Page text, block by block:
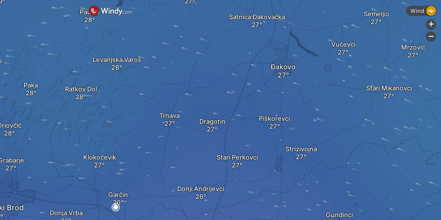
Brod
Donja Vrba
Garčin
Paka
Levanjska Varoš
Klokočevik
Ratkov Dol
Trnava
Donji Andrijevci
Dragotin
Đakovo
Piškorevci
Stari Perkovci
Strizivojna
Paučje
Satnica Đakovačka
Gundinci
Mrzović
Stari Mikanovci
Vučevci
Semeljci Wind
+
-